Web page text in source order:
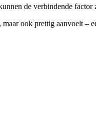
de verbindende
ook prettig aanvoelt –